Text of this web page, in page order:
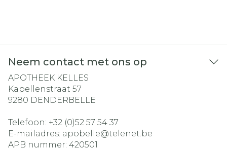
Neem contact met ons op
APOTHEEK KELLES
Kapellenstraat 57
9280 DENDERBELLE
Telefoon: +32 (0)52 57 54 37
E-mailadres: apobelle@telenet.be
APB nummer: 420501